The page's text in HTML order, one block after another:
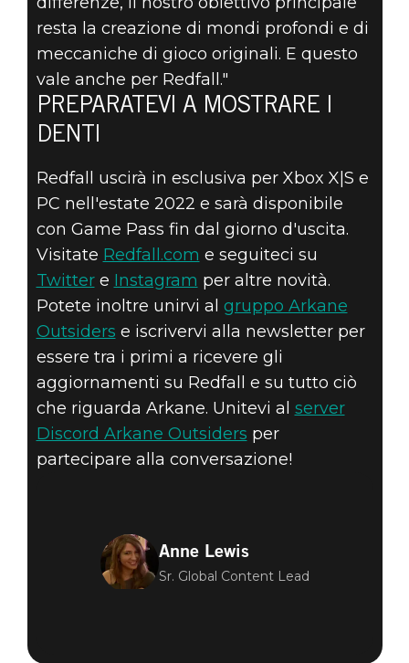
resta la creazione di mondi profondi e di
meccaniche di gioco originali. E questo
vale anche per Redfall."
PREPARATEVI A MOSTRARE I
DENTI
Redfall uscirà in esclusiva per Xbox X|S e
PC nell'estate 2022 e sarà disponibile
con Game Pass fin dal giorno d'uscita.
Visitate Redfall.com e seguiteci su
Twittere Instagram per altre novità.
Potete inoltre unirvi al gruppo Arkane
Outsiders e iscrivervi alla newsletter per
essere tra i primi a ricevere gli
aggiornamenti su Redfall e su tutto ciò
che riguarda Arkane. Unitevi al server
Discord Arkane Outsiders per
partecipare alla conversazione!
Anne Lewis
Sr. Global Content Lead